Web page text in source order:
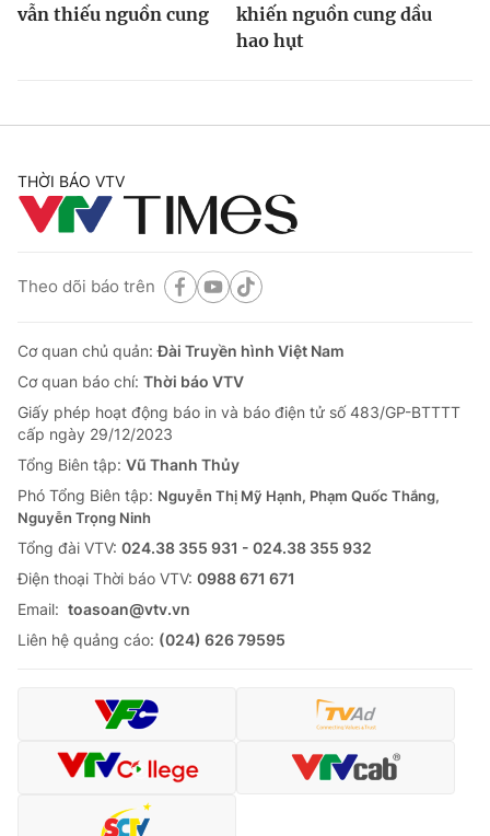
vẫn thiếu nguồn cung
khiến nguồn cung dầu
hao hụt
THỜI BÁO VTV
Theo dõi báo trên
Cơ quan chủ quản:Đài Truyền hình Việt Nam
Cơ quan báo chí: Thời báo VTV
Giấy phép hoạt động báo in và báo điện tử số 483/GP-BTTTT
cấp ngày 29/12/2023
Tổng Biên tập: Vũ Thanh Thủy
Phó Tổng Biên tập: Nguyễn Thị Mỹ Hạnh, Phạm Quốc Thắng,
Nguyễn Trọng Ninh
Tổng đài VTV: 024.38 355 931 - 024.38 355 932
Ðiện thoại Thời báo VTV: 0988 671 671
Email: toasoan@vtv.vn
Liên hệ quảng cáo: (024) 626 79595